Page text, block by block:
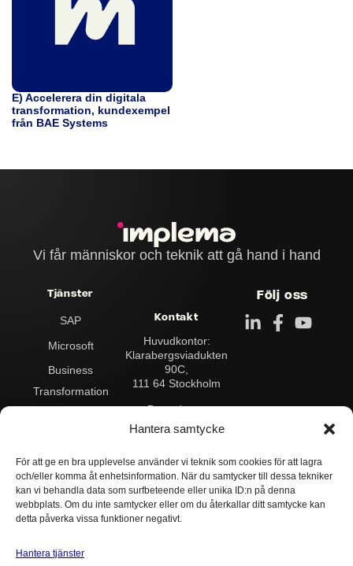
Hantera samtycke
För att ge en bra upplevelse använder vi teknik som cookies för att lagra
och/eller komma åt enhetsinformation. När du samtycker till dessa tekniker
kan vi behandla data som surfbeteende eller unika ID:n på denna
webbplats. Om du inte samtycker eller om du återkallar ditt samtycke kan
detta påverka vissa funktioner negativt.
Hantera tjänster
E) Accelerera din digitala
transformation, kundexempel
från BAE Systems
Vi får människor och teknik att gå hand i hand
Tjänster
SAP
Microsoft
Business
Transformation
Drift & Support
AI
Kontakt
Huvudkontor:
Klarabergs­viadukten
90C,
111 64 Stockholm
Postadress:
Box 545
101 30 Stockholm
Kontakta oss:
Växel:+46 8 503
124 00
info@implema.se
Följ oss